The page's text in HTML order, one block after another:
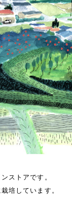
ストアです。
培しています。